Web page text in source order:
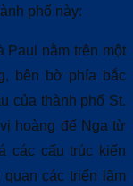
phố này:
Paul nằm trên một
bên bờ phía bắc
của thành phố St.
hoàng đế Nga từ
các cấu trúc kiến
các triển lãm